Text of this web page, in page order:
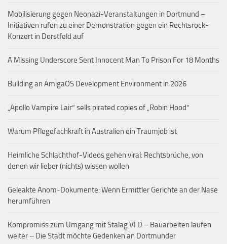
Mobilisierung gegen Neonazi-Veranstaltungen in Dortmund –
Initiativen rufen zu einer Demonstration gegen ein Rechtsrock-
Konzert in Dorstfeld auf
A Missing Underscore Sent Innocent Man To Prison For 18 Months
Building an AmigaOS Development Environment in 2026
„Apollo Vampire Lair“ sells pirated copies of „Robin Hood“
Warum Pflegefachkraft in Australien ein Traumjob ist
Heimliche Schlachthof-Videos gehen viral: Rechtsbrüche, von
denen wir lieber (nichts) wissen wollen
Geleakte Anom-Dokumente: Wenn Ermittler Gerichte an der Nase
herumführen
Kompromiss zum Umgang mit Stalag VI D – Bauarbeiten laufen
weiter – Die Stadt möchte Gedenken an Dortmunder